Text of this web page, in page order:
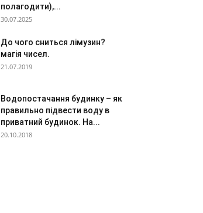
полагодити),...
30.07.2025
До чого сниться лімузин?
магія чисел.
21.07.2019
Водопостачання будинку – як
правильно підвести воду в
приватний будинок. На...
20.10.2018